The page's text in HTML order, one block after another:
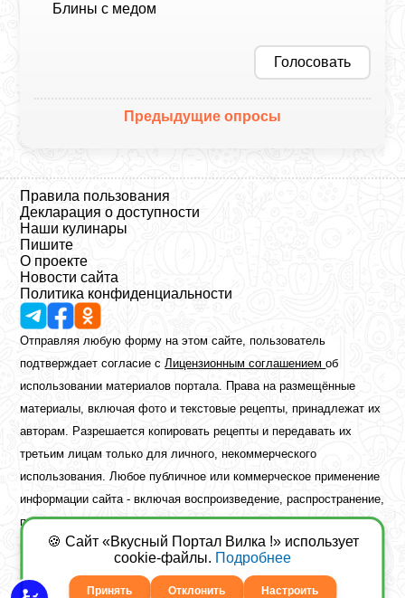
Блины с медом
Голосовать
Предыдущие опросы
Правила пользования
Декларация о доступности
Наши кулинары
Пишите
О проекте
Новости сайта
Политика конфиденциальности
Отправляя любую форму на этом сайте, пользователь
подтверждает согласие сЛицензионным соглашениемоб
использовании материалов портала. Права на размещённые
материалы, включая фото и текстовые рецепты, принадлежат их
авторам. Разрешается копировать рецепты и передавать их
третьим лицам только для личного, некоммерческого
использования. Любое публичное или коммерческое применение
информации сайта - включая воспроизведение, распространение,
публикацию или обработку - возможно лишь при наличии
предварительного письменного разрешения правообладателя.
Copyright ©2026 Вкусный Портал Вилка
Сайт построенfreebrush.net
🍪 Сайт «Вкусный Портал Вилка !» использует
cookie-файлы. Подробнее
Принять Отклонить Настроить